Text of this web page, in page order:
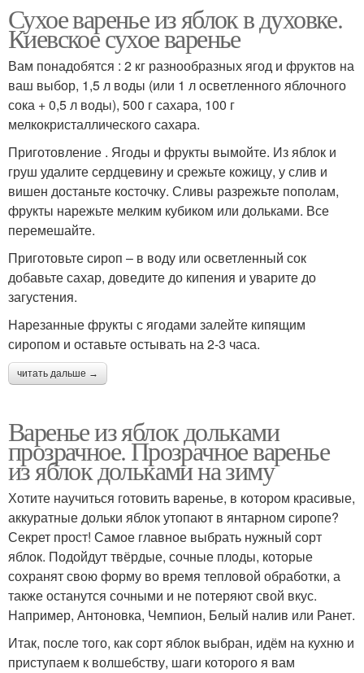
Сухое варенье из яблок в духовке.
Киевское сухое варенье
Вам понадобятся : 2 кг разнообразных ягод и фруктов на
ваш выбор, 1,5 л воды (или 1 л осветленного яблочного
сока + 0,5 л воды), 500 г сахара, 100 г
мелкокристаллического сахара.
Приготовление . Ягоды и фрукты вымойте. Из яблок и
груш удалите сердцевину и срежьте кожицу, у слив и
вишен достаньте косточку. Сливы разрежьте пополам,
фрукты нарежьте мелким кубиком или дольками. Все
перемешайте.
Приготовьте сироп – в воду или осветленный сок
добавьте сахар, доведите до кипения и уварите до
загустения.
Нарезанные фрукты с ягодами залейте кипящим
сиропом и оставьте остывать на 2-3 часа.
читать дальше →
Варенье из яблок дольками
прозрачное. Прозрачное варенье
из яблок дольками на зиму
Хотите научиться готовить варенье, в котором красивые,
аккуратные дольки яблок утопают в янтарном сиропе?
Секрет прост! Самое главное выбрать нужный сорт
яблок. Подойдут твёрдые, сочные плоды, которые
сохранят свою форму во время тепловой обработки, а
также останутся сочными и не потеряют свой вкус.
Например, Антоновка, Чемпион, Белый налив или Ранет.
Итак, после того, как сорт яблок выбран, идём на кухню и
приступаем к волшебству, шаги которого я вам